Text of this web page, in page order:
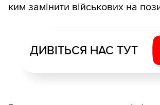
ким замінити військових на
ДИВІТЬСЯ НАС ТУТ